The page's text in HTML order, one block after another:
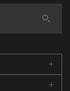
Finden